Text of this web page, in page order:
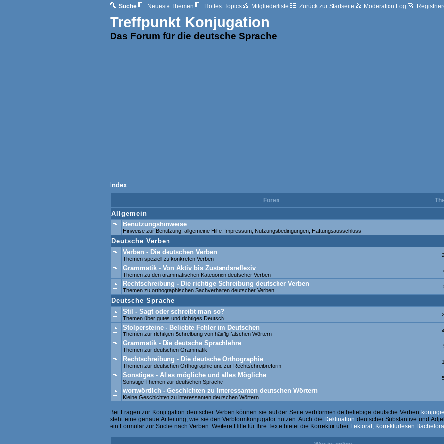
Suche Neueste Themen Hottest Topics Mitgliederliste Zurück zur Startseite Moderation Log
Treffpunkt Konjugation
Das Forum für die deutsche Sprache
Index
Foren
Allgemein
Benutzungshinweise
Hinweise zur Benutzung, allgemeine Hilfe, Impressum, Nutzungsbedingungen, Haftungsausschluss
Deutsche Verben
Verben - Die deutschen Verben
Themen speziell zu konkreten Verben
Grammatik - Von Aktiv bis Zustandsreflexiv
Themen zu den grammatischen Kategorien deutscher Verben
Rechtschreibung - Die richtige Schreibung deutscher Verben
Themen zu orthographischen Sachverhalten deutscher Verben
Deutsche Sprache
Stil - Sagt oder schreibt man so?
Themen über gutes und richtiges Deutsch
Stolpersteine - Beliebte Fehler im Deutschen
Themen zur richtigen Schreibung von häufig falschen Wörtern
Grammatik - Die deutsche Sprachlehre
Themen zur deutschen Grammatik
Rechtschreibung - Die deutsche Orthographie
Themen zur deutschen Orthographie und zur Rechtschreibreform
Sonstiges - Alles mögliche und alles Mögliche
Sonstige Themen zur deutschen Sprache
wortwörtlich - Geschichten zu interessanten deutschen Wörtern
Kleine Geschichten zu interessanten deutschen Wörtern
Bei Fragen zur Konjugation deutscher Verben können sie auf der Seite verbformen.de beliebige deutsche Verben
steht eine genaue Anleitung, wie sie den Verbformkonjugator nutzen. Auch die Deklination deutscher Substantive und
ein Formular zur Suche nach Verben. Weitere Hilfe für Ihre Texte bietet die Korrektur über Lektorat, Korrekturlesen